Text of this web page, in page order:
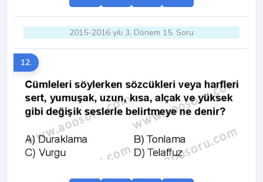
2015-2016 yılı 3. Dönem 15. Soru
12.